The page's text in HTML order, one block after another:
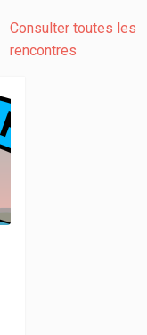
Consulter toutes les
rencontres